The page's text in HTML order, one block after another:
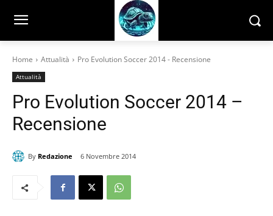
Home Attualità Pro Evolution Soccer 2014 - Recensione
Attualità
Pro Evolution Soccer 2014 –
Recensione
By Redazione 6 Novembre 2014